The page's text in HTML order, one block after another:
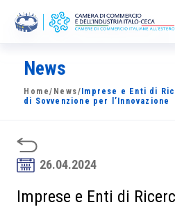
La Camera
News
Sviluppo Mercato
Soci
News
Home/ News/ Imprese e Enti di
di Sovvenzione per l’Innovazione
26.04.2024
Imprese e Enti di